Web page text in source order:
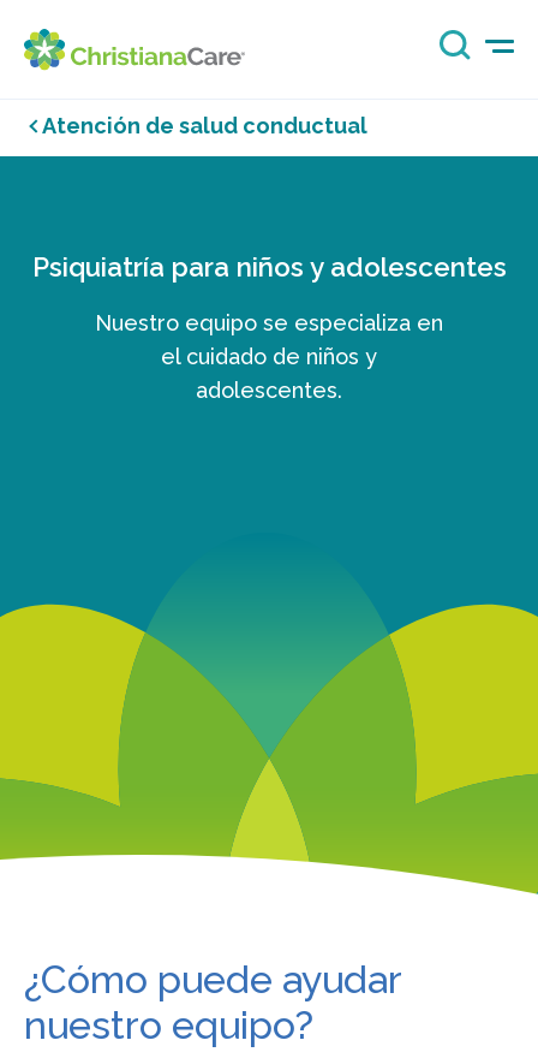
Atención de salud conductual
Psiquiatría para niños y adolescentes
Nuestro equipo se especializa en
el cuidado de niños y
adolescentes.
¿Cómo puede ayudar
nuestro equipo?